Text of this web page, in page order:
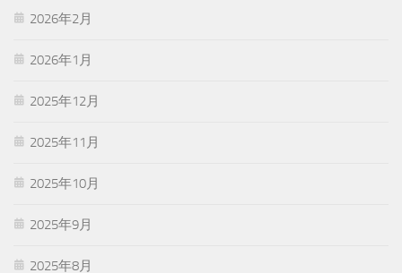
2026年2月
2026年1月
2025年12月
2025年11月
2025年10月
2025年9月
2025年8月